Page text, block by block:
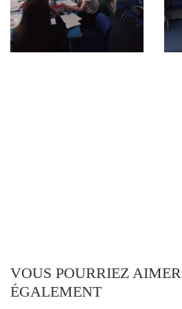
VOUS POURRIEZ AIMER
ÉGALEMENT